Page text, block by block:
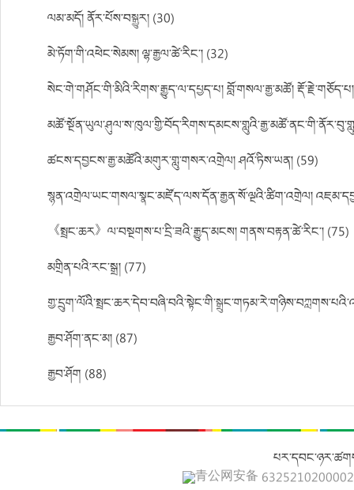
ལམ་མདོ། ནོར་པོས་བསྒྱུར། (30)
མེ་ཏོག་གི་འཕེང་སེམས། ལྷ་རྒྱལ་ཚེ་རིང་། (32)
སེང་གེ་གཤོང་གི་མིའི་རིགས་རྒྱུད་ལ་དཔྱད་པ། བློ་གསལ་རྒྱ་མཚོ།
ཚངས་དབྱངས་རྒྱ་མཚོའི་མགུར་གླུ་གསར་འགྲེལ། ཤའོ་ཏིས་ཡན། (59)
སྙན་འགྲེལ་ཡང་གསལ་སྣང་མཛོད་ལས་དོན་རྒྱན་སོ་ལྔའི་ཚིག་འགྲེལ།
《སྤྲང་ཆར》ལ་བསྔགས་པ་དྲི་ཟའི་རྒྱུད་མངས། གནས་བརྟན་ཚེ་རིང་། (75)
མགྲིན་པའི་རང་སྒྲ། (77)
རྒྱབ་ཤོག་ནང་མ། (87)
རྒྱབ་ཤོག (88)
青公网安备